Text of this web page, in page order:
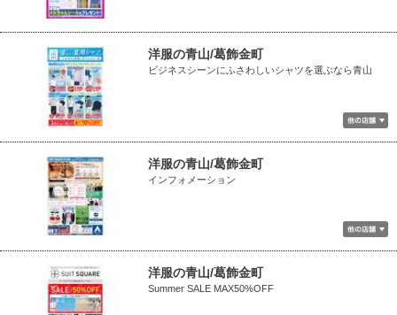
洋服の青山/葛飾金町
ビジネスシーンにふさわしいシャツを選ぶなら青山
洋服の青山/葛飾金町
インフォメーション
洋服の青山/葛飾金町
Summer SALE MAX50%OFF